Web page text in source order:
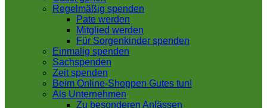
Regelmäßig spenden
Pate werden
Mitglied werden
Für Sorgenkinder spenden
Einmalig spenden
Sachspenden
Zeit spenden
Beim Online-Shoppen Gutes tun!
Als Unternehmen
Zu besonderen Anlässen